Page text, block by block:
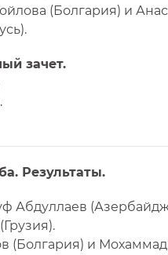
(Болгария) и
зачет.
Результаты.
Абдуллаев
(Болгария) и Мохаммад